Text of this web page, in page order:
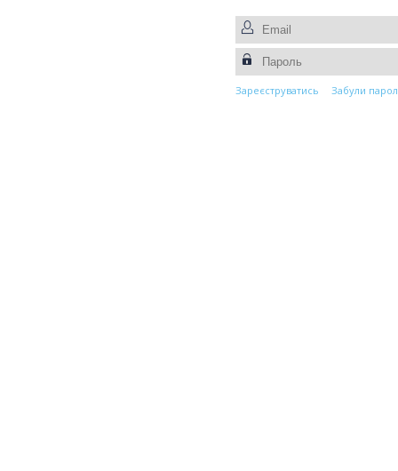
Зареєструватись Забули